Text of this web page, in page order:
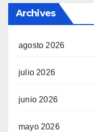
Archives
agosto 2026
julio 2026
junio 2026
mayo 2026